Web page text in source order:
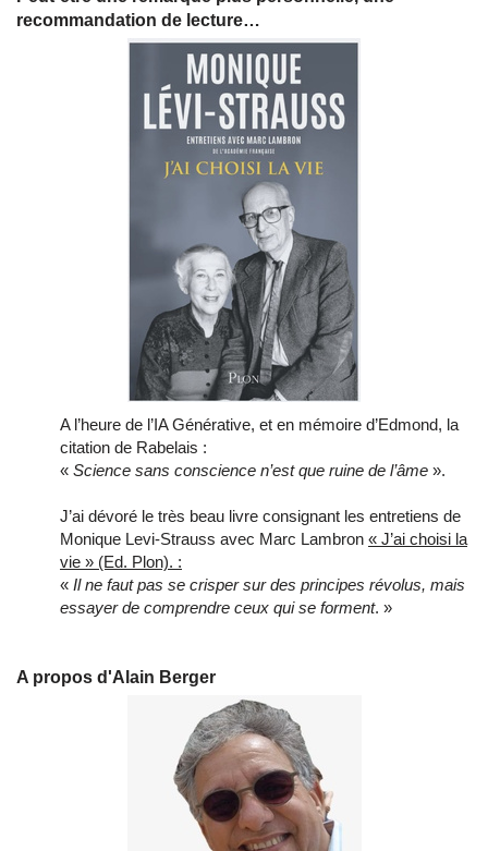
recommandation de lecture…
A l’heure de l’IA Générative, et en mémoire d’Edmond, la
citation de Rabelais :
« Science sans conscience n’est que ruine de l’âme ».
J’ai dévoré le très beau livre consignant les entretiens de
Monique Levi-Strauss avec Marc Lambron « J’ai choisi la
vie » (Ed. Plon). :
« Il ne faut pas se crisper sur des principes révolus, mais
essayer de comprendre ceux qui se forment. »
A propos d'Alain Berger